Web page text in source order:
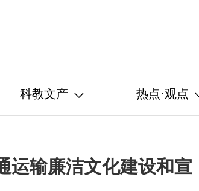
科教文产 热点·观点
运输廉洁文化建设和宣